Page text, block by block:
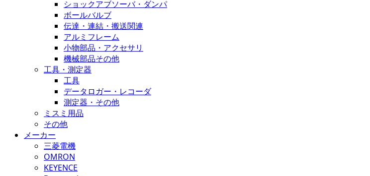
ショックアブソーバ・ダンパ
ボールバルブ
伝達・連結・搬送関連
アルミフレーム
小物部品・アクセサリ
機械部品その他
工具・測定器
工具
データロガー・レコーダ
測定器・その他
ミスミ用品
その他
メーカー
三菱電機
OMRON
KEYENCE